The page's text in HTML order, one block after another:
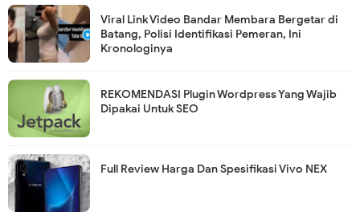
Viral Link Video Bandar Membara Bergetar di
Batang, Polisi Identifikasi Pemeran, Ini
Kronologinya
REKOMENDASI Plugin Wordpress Yang Wajib
Dipakai Untuk SEO
Full Review Harga Dan Spesifikasi Vivo NEX